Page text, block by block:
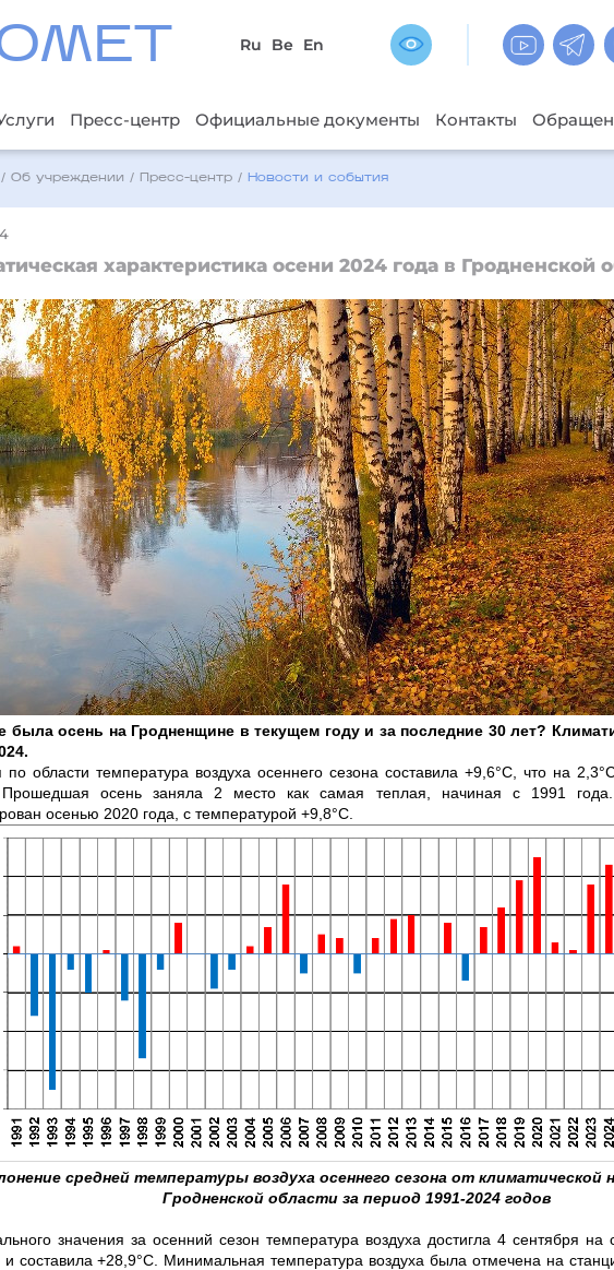
Ru Be En
Пресс-центр Официальные документы Контакты
/Об учреждении / Пресс-центр / Новости и события
характеристика осени 2024 года в Гродненской
была осень на Гродненщине в текущем году и за последние 30 лет?
по области температура воздуха осеннего сезона составила +9,6°С, что на
осень заняла 2 место как самая теплая, начиная с 1991
осенью 2020 года, с температурой +9,8°С.
средней температуры воздуха осеннего сезона от климатической
Гродненской области за период 1991-2024 годов
значения за осенний сезон температура воздуха достигла 4 сентября на
и составила +28,9°С. Минимальная температура воздуха была отмечена на